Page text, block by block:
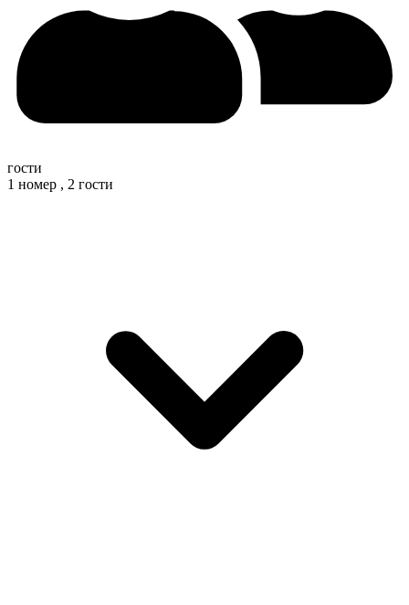
гости
1 номер , 2 гости